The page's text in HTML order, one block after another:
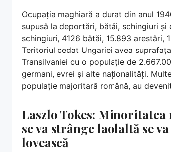
Ocupația maghiară a durat din anul
supusă la deportări, bătăi, schingiuri
schingiuri, 4126 bătăi, 15.893
Teritoriul cedat Ungariei avea
Transilvaniei cu o populație de
germani, evrei și alte naționalități.
populație majoritară română, au
Laszlo Tokes: Minoritatea
se va strânge laolaltă se
lovească